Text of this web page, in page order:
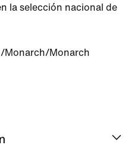
la selección nacional de
Monarch/Monarch